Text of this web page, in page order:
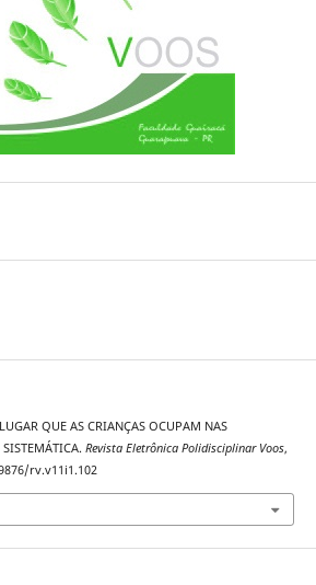
QUE AS CRIANÇAS OCUPAM NAS
Revista Eletrônica Polidisciplinar Voos,
rv.v11i1.102